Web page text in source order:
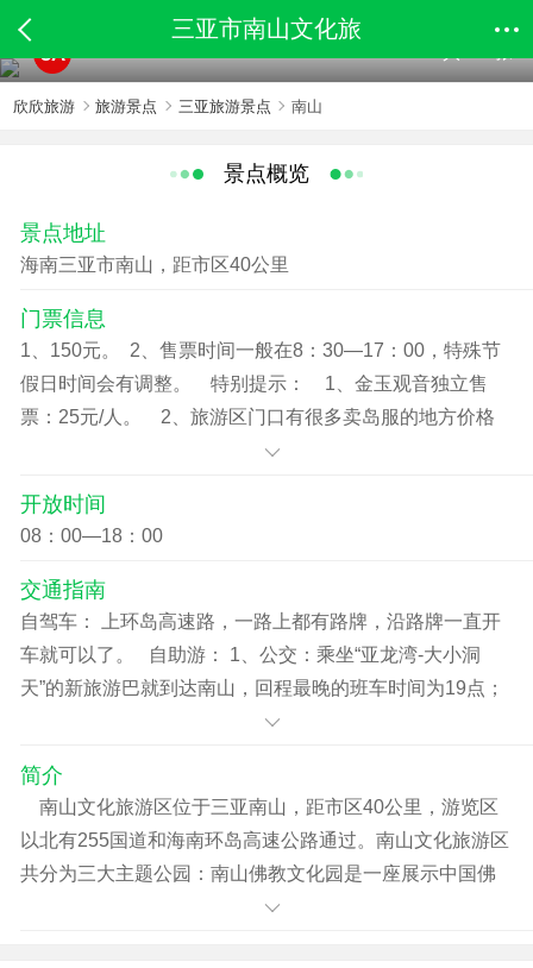
三亚市南山文化旅
5A
欣欣旅游 旅游景点 三亚旅游景点 南山
景点概览
景点地址
海南三亚市南山，距市区40公里
门票信息
1、150元。 2、售票时间一般在8：30—17：00，特殊节
假日时间会有调整。 特别提示： 1、金玉观音独立售
票：25元/人。 2、旅游区门口有很多卖岛服的地方价格
开放时间
08：00—18：00
交通指南
自驾车： 上环岛高速路，一路上都有路牌，沿路牌一直开
车就可以了。 自助游： 1、公交：乘坐“亚龙湾-大小洞
天”的新旅游巴就到达南山，回程最晚的班车时间为19点；
汽车西站乘坐去南山的中巴车，票价4元。三亚市区解放二
南山专线：由亚龙湾发车，经由大东海、鹿回头公园、白
鹭公园、美丽之冠、三亚湾、西岛、天涯海角，到达南山
及大小洞天。全程10元，市内到南山8元。
简介
南山文化旅游区位于三亚南山，距市区40公里，游览区
以北有255国道和海南环岛高速公路通过。南山文化旅游区
共分为三大主题公园：南山佛教文化园是一座展示中国佛
教传统文化，富有深刻哲理寓意，能够启迪心智、教化人